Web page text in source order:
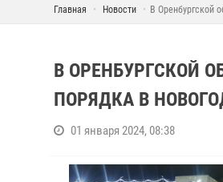
Главная Новости В Оренбургской
В ОРЕНБУРГСКОЙ
ПОРЯДКА В
01 января 2024, 08:38